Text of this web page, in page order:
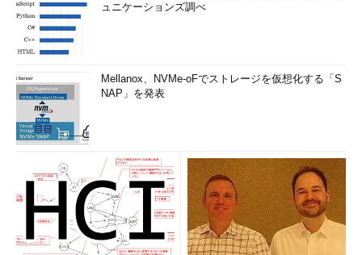
ュニケーションズ調べ
Mellanox、NVMe-oFでストレージを仮想化する「S
NAP」を発表